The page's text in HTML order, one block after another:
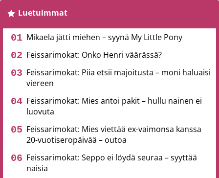
Luetuimmat
Mikaela jätti miehen – syynä My Little Pony
Feissarimokat: Onko Henri väärässä?
Feissarimokat: Piia etsii majoitusta – moni haluaisi
viereen
Feissarimokat: Mies antoi pakit – hullu nainen ei
luovuta
Feissarimokat: Mies viettää ex-vaimonsa kanssa
20-vuotiseropäivää – outoa
Feissarimokat: Seppo ei löydä seuraa – syyttää
naisia